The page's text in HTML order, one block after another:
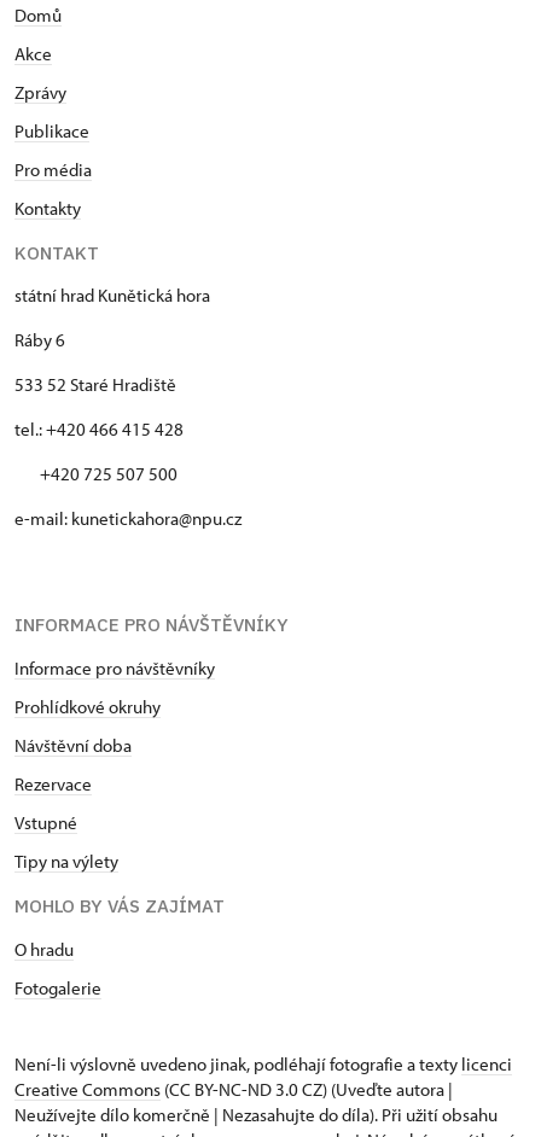
Domů
Akce
Zprávy
Publikace
Pro média
Kontakty
KONTAKT
státní hrad Kunětická hora
Ráby 6
533 52 Staré Hradiště
tel.: +420 466 415 428
+420 725 507 500
e-mail: kunetickahora@npu.cz
INFORMACE PRO NÁVŠTĚVNÍKY
Informace pro návštěvníky
Prohlídkové okruhy
Návštěvní doba
Rezervace
Vstupné
Tipy na výlety
MOHLO BY VÁS ZAJÍMAT
O hradu
Fotogalerie
Není-li výslovně uvedeno jinak, podléhají fotografie a texty licenci
Creative Commons (CC BY-NC-ND 3.0 CZ) (Uveďte autora |
Neužívejte dílo komerčně | Nezasahujte do díla). Při užití obsahu